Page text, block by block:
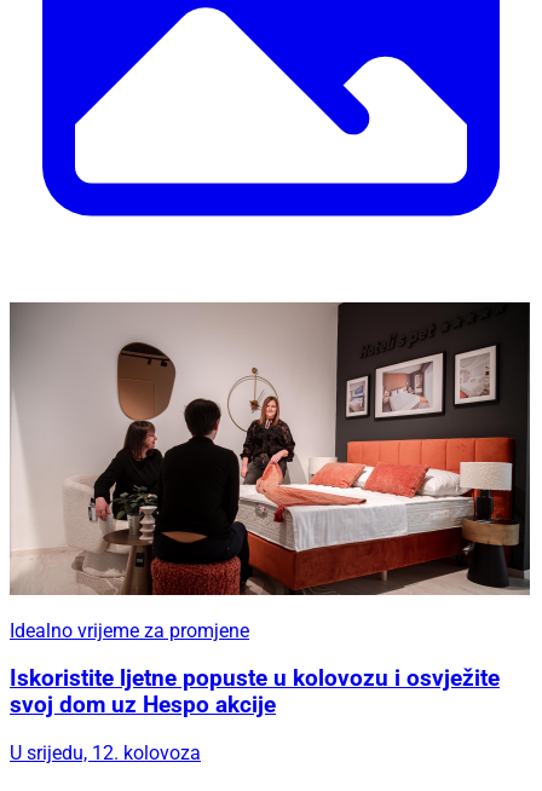
Idealno vrijeme za promjene
Iskoristite ljetne popuste u kolovozu i osvježite
svoj dom uz Hespo akcije
U srijedu, 12. kolovoza